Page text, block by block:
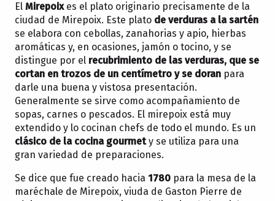
El Mirepoixes el plato originario precisamente de la
ciudad de Mirepoix. Este plato de verduras a la sartén
se elabora con cebollas, zanahorias y apio, hierbas
aromáticas y, en ocasiones, jamón o tocino, y se
distingue por el recubrimiento de las verduras, que se
cortan en trozos de un centímetro y se doran para
darle una buena y vistosa presentación.
Generalmente se sirve como acompañamiento de
sopas, carnes o pescados. El mirepoix está muy
extendido y lo cocinan chefs de todo el mundo. Es un
clásico de la cocina gourmety se utiliza para una
gran variedad de preparaciones.
Se dice que fue creado hacia 1780 para la mesa de la
maréchale de Mirepoix, viuda de Gaston Pierre de